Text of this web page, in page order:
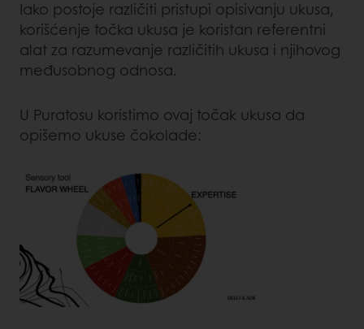
Iako postoje različiti pristupi opisivanju ukusa,
korišćenje točka ukusa je koristan referentni
alat za razumevanje različitih ukusa i njihovog
međusobnog odnosa.
U Puratosu koristimo ovaj točak ukusa da
opišemo ukuse čokolade: